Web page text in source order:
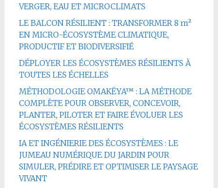
VERGER, EAU ET MICROCLIMATS
LE BALCON RÉSILIENT : TRANSFORMER 8 m²
EN MICRO-ÉCOSYSTÈME CLIMATIQUE,
PRODUCTIF ET BIODIVERSIFIÉ
DÉPLOYER LES ÉCOSYSTÈMES RÉSILIENTS À
TOUTES LES ÉCHELLES
MÉTHODOLOGIE OMAKËYA™ : LA MÉTHODE
COMPLÈTE POUR OBSERVER, CONCEVOIR,
PLANTER, PILOTER ET FAIRE ÉVOLUER LES
ÉCOSYSTÈMES RÉSILIENTS
IA ET INGÉNIERIE DES ÉCOSYSTÈMES : LE
JUMEAU NUMÉRIQUE DU JARDIN POUR
SIMULER, PRÉDIRE ET OPTIMISER LE PAYSAGE
VIVANT